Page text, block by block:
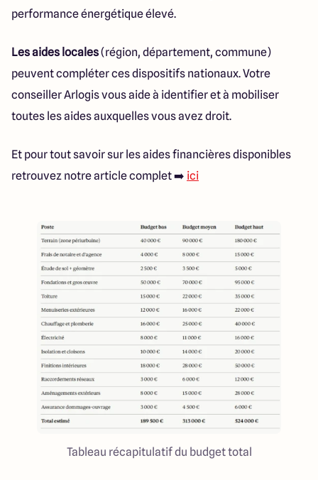
performance énergétique élevé.
Les aides locales(région, département, commune)
peuvent compléter ces dispositifs nationaux. Votre
conseiller Arlogis vous aide à identifier et à mobiliser
toutes les aides auxquelles vous avez droit.
Et pour tout savoir sur les aides financières disponibles
retrouvez notre article complet ➡️ ici
Tableau récapitulatif du budget total